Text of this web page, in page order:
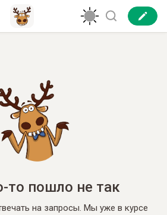
то пошло не так
на запросы. Мы уже в курсе